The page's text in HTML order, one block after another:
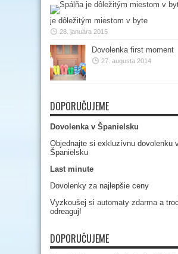
je dôležitým miestom v byte
28. januára 2015
Dovolenka first moment
27. augusta 2014
DOPORUČUJEME
Dovolenka v Španielsku
Objednajte si exkluzívnu dovolenku
Španielsku
Last minute
Dovolenky za najlepšie ceny
Vyzkoušej si automaty zdarmaa
odreaguj!
DOPORUČUJEME